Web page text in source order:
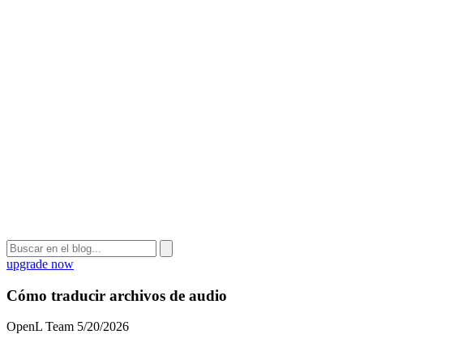
upgrade now
Cómo traducir archivos de audio
OpenL Team 5/20/2026